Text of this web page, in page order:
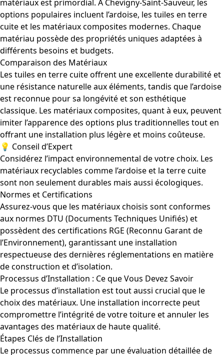
matériaux est primordial. À Chevigny-Saint-Sauveur, les
options populaires incluent l’ardoise, les tuiles en terre
cuite et les matériaux composites modernes. Chaque
matériau possède des propriétés uniques adaptées à
différents besoins et budgets.
Comparaison des Matériaux
Les tuiles en terre cuite offrent une excellente durabilité et
une résistance naturelle aux éléments, tandis que l’ardoise
est reconnue pour sa longévité et son esthétique
classique. Les matériaux composites, quant à eux, peuvent
imiter l’apparence des options plus traditionnelles tout en
offrant une installation plus légère et moins coûteuse.
💡 Conseil d’Expert
Considérez l’impact environnemental de votre choix. Les
matériaux recyclables comme l’ardoise et la terre cuite
sont non seulement durables mais aussi écologiques.
Normes et Certifications
Assurez-vous que les matériaux choisis sont conformes
aux normes DTU (Documents Techniques Unifiés) et
possèdent des certifications RGE (Reconnu Garant de
l’Environnement), garantissant une installation
respectueuse des dernières réglementations en matière
de construction et d’isolation.
Processus d’Installation : Ce que Vous Devez Savoir
Le processus d’installation est tout aussi crucial que le
choix des matériaux. Une installation incorrecte peut
compromettre l’intégrité de votre toiture et annuler les
avantages des matériaux de haute qualité.
Étapes Clés de l’Installation
Le processus commence par une évaluation détaillée de